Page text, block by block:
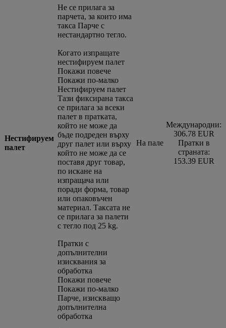
Не се прилага за
парчета, за които има
такса Парче с
нестандартно тегло.
Нестифируем
палет
Когато изпращате
нестифируем палет
Покажи повече
Покажи по-малко
Нестифируем палет
Тази фиксирана такса
се прилага за всеки
палет в пратката,
който не може да
бъде подреден върху
друг палет или върху
който не може да се
поставя друг товар,
по искане на
изпращача или
поради форма, товар
или опаковъчен
материал. Таксата не
се прилага за палети
с тегло под 25 kg.
На пале
Международни:
306.78 EUR
Пратки в
страната:
153.39 EUR
Пратки с
допълнителни
изисквания за
обработка
Покажи повече
Покажи по-малко
Парче, изискващо
допълнителна
обработка